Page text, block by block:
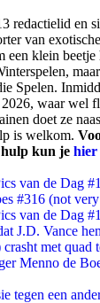
redactielid en
van
een klein
Spelen.
waar wel
doet ze
is welkom.
kun je hier
van de Dag
#316 (not
van de Dag
J.D. Vance
met quad
Menno de
tegen een